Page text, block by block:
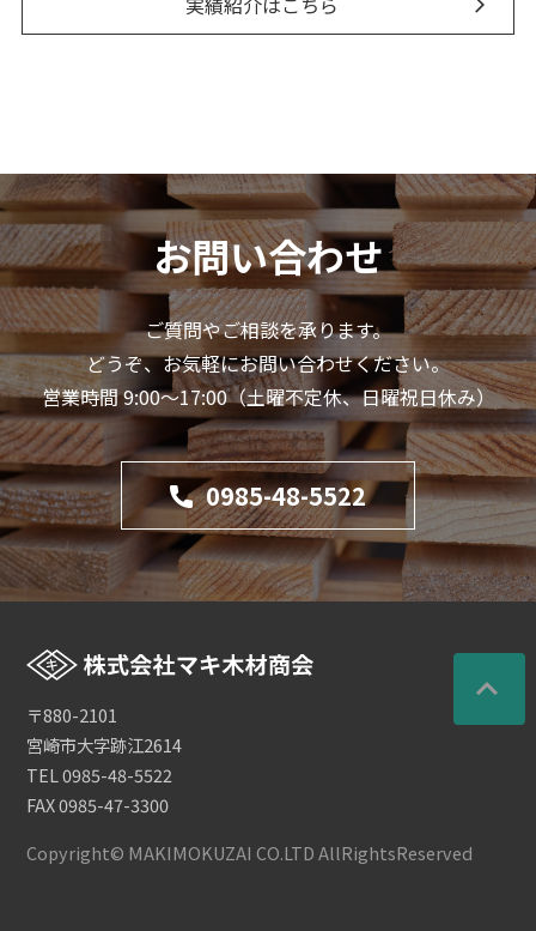
お問い合わせ
ご質問やご相談を承ります。
どうぞ、お気軽にお問い合わせください。
営業時間 9:00～17:00（土曜不定休、日曜祝日休み）
0985-48-5522
〒880-2101
宮崎市大字跡江2614
TEL 0985-48-5522
FAX 0985-47-3300
Copyright© MAKIMOKUZAI CO.LTD AllRightsReserved
expand_less